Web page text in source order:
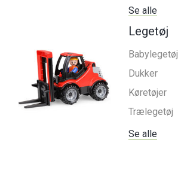
Se alle
Legetøj
Babylegetøj
Dukker
Køretøjer
Trælegetøj
Se alle